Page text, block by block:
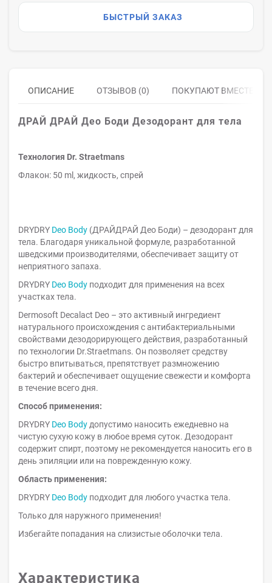
БЫСТРЫЙ ЗАКАЗ
ОПИСАНИЕ ОТЗЫВОВ (0) ПОКУПАЮТ ВМЕСТЕ
ДРАЙ ДРАЙ Део Боди Дезодорант для тела
Технология Dr. Straetmans
Флакон: 50 ml, жидкость, спрей
DRYDRY Deo Body (ДРАЙДРАЙ Део Боди) – дезодорант для
тела. Благодаря уникальной формуле, разработанной
шведскими производителями, обеспечивает защиту от
неприятного запаха.
DRYDRY Deo Body подходит для применения на всех
участках тела.
Dermosoft Decalact Deo – это активный ингредиент
натурального происхождения с антибактериальными
свойствами дезодорирующего действия, разработанный
по технологии Dr.Straetmans. Он позволяет средству
быстро впитываться, препятствует размножению
бактерий и обеспечивает ощущение свежести и комфорта
в течение всего дня.
Способ применения:
DRYDRY Deo Body допустимо наносить ежедневно на
чистую сухую кожу в любое время суток. Дезодорант
содержит спирт, поэтому не рекомендуется наносить его в
день эпиляции или на поврежденную кожу.
Область применения:
DRYDRY Deo Body подходит для любого участка тела.
Только для наружного применения!
Избегайте попадания на слизистые оболочки тела.
Характеристика